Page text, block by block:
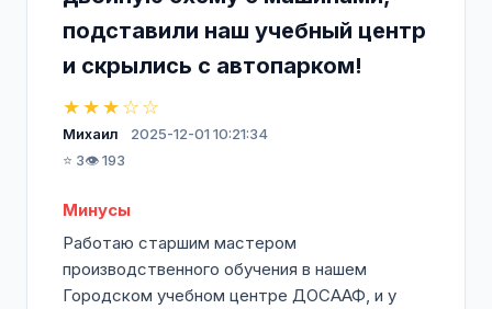
подставили наш учебный центр
и скрылись с автопарком!
★★★☆☆
Михаил
2025-12-01 10:21:34
⭐ 3👁️ 193
Минусы
Работаю старшим мастером
производственного обучения в нашем
Городском учебном центре ДОСААФ, и у